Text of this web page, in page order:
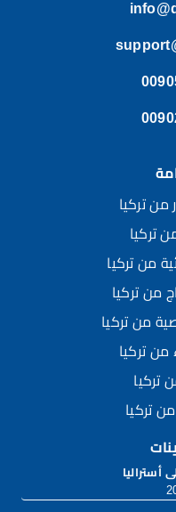
تركيا
تركيا
من تركيا
من تركيا
من تركيا
من تركيا
تركيا
تركيا
أستراليا